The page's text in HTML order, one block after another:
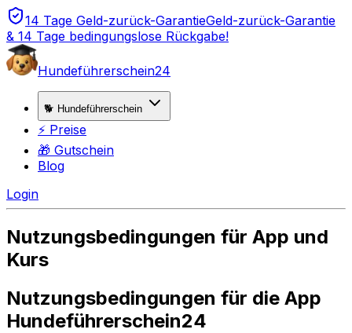
14 Tage Geld-zurück-GarantieGeld-zurück-Garantie
& 14 Tage bedingungslose Rückgabe!
Hundeführerschein24
🐕 Hundeführerschein
⚡ Preise
🎁 Gutschein
Blog
Login
Nutzungsbedingungen für App und
Kurs
Nutzungsbedingungen für die App
Hundeführerschein24